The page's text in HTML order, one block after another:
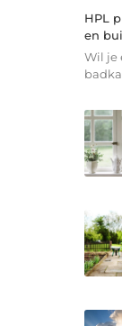
HPL
en
Wil je